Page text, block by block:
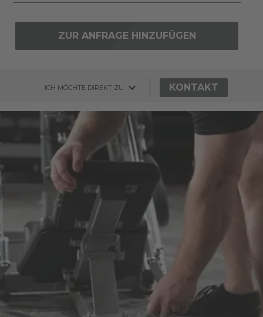
ZUR ANFRAGE HINZUFÜGEN
ICH MÖCHTE DIREKT ZU KONTAKT